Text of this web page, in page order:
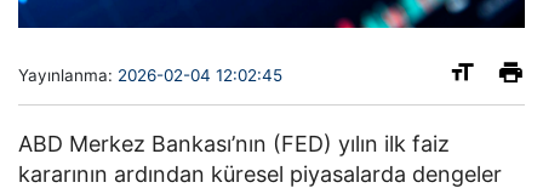
Yayınlanma: 2026-02-04 12:02:45
ABD Merkez Bankası’nın (FED) yılın ilk faiz
kararının ardından küresel piyasalarda dengeler